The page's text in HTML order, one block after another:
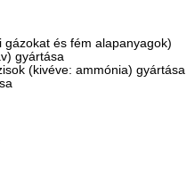
és fém alapanyagok)
gyártása
(kivéve: ammónia) gyártása